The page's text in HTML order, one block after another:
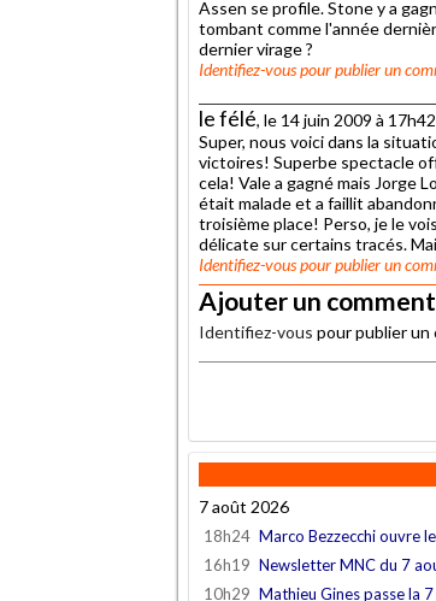
Assen se profile. Stone y a
tombant comme l'année
dernier virage ?
Identifiez-vouspour publier un
le félé, le 14 juin 2009 à 17h42
Super, nous voici dans la
victoires! Superbe spectacle
cela! Vale a gagné mais Jorge
était malade et a faillit
troisième place! Perso, je le
délicate sur certains tracés.
Identifiez-vouspour publier un
Ajouter un
Identifiez-vous pour publier un
7 août 2026
18h24 Marco Bezzecchi ouvre
16h19 Newsletter MNC du 7
10h29 Mathieu Gines passe la